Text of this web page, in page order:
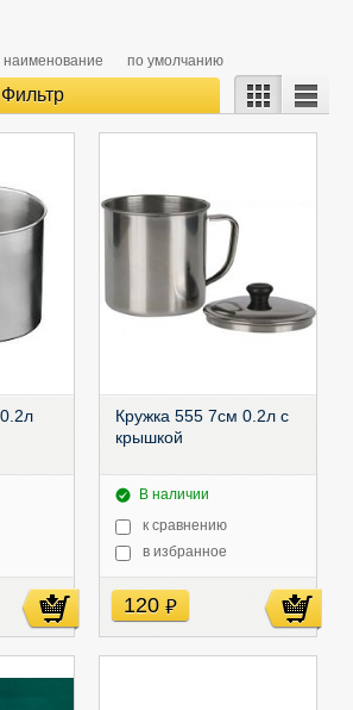
наименование по умолчанию
Фильтр
Кружка 555 7см 0.2л с
крышкой
В наличии
к сравнению
в избранное
120 руб